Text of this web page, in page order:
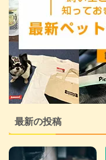
最新の投稿